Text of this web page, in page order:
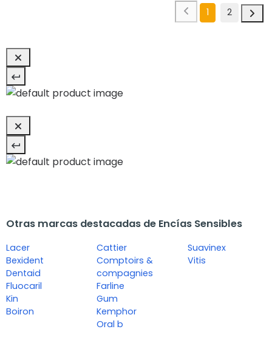
1 2
Otras marcas destacadas de Encías Sensibles
Lacer
Bexident
Dentaid
Fluocaril
Kin
Boiron
Cattier
Comptoirs &
compagnies
Farline
Gum
Kemphor
Oral b
Suavinex
Vitis